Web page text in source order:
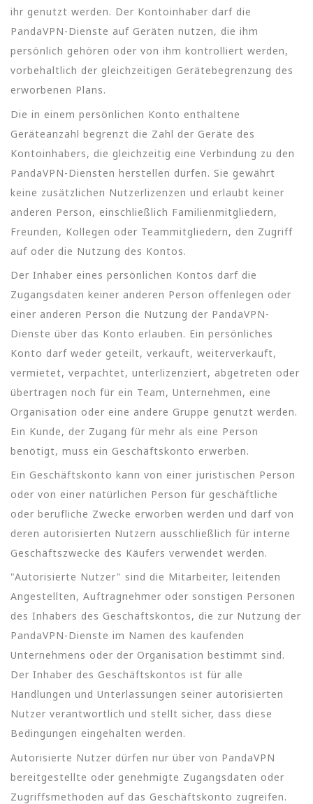
ihr genutzt werden. Der Kontoinhaber darf die
PandaVPN-Dienste auf Geräten nutzen, die ihm
persönlich gehören oder von ihm kontrolliert werden,
vorbehaltlich der gleichzeitigen Gerätebegrenzung des
erworbenen Plans.
Die in einem persönlichen Konto enthaltene
Geräteanzahl begrenzt die Zahl der Geräte des
Kontoinhabers, die gleichzeitig eine Verbindung zu den
PandaVPN-Diensten herstellen dürfen. Sie gewährt
keine zusätzlichen Nutzerlizenzen und erlaubt keiner
anderen Person, einschließlich Familienmitgliedern,
Freunden, Kollegen oder Teammitgliedern, den Zugriff
auf oder die Nutzung des Kontos.
Der Inhaber eines persönlichen Kontos darf die
Zugangsdaten keiner anderen Person offenlegen oder
einer anderen Person die Nutzung der PandaVPN-
Dienste über das Konto erlauben. Ein persönliches
Konto darf weder geteilt, verkauft, weiterverkauft,
vermietet, verpachtet, unterlizenziert, abgetreten oder
übertragen noch für ein Team, Unternehmen, eine
Organisation oder eine andere Gruppe genutzt werden.
Ein Kunde, der Zugang für mehr als eine Person
benötigt, muss ein Geschäftskonto erwerben.
Ein Geschäftskonto kann von einer juristischen Person
oder von einer natürlichen Person für geschäftliche
oder berufliche Zwecke erworben werden und darf von
deren autorisierten Nutzern ausschließlich für interne
Geschäftszwecke des Käufers verwendet werden.
"Autorisierte Nutzer" sind die Mitarbeiter, leitenden
Angestellten, Auftragnehmer oder sonstigen Personen
des Inhabers des Geschäftskontos, die zur Nutzung der
PandaVPN-Dienste im Namen des kaufenden
Unternehmens oder der Organisation bestimmt sind.
Der Inhaber des Geschäftskontos ist für alle
Handlungen und Unterlassungen seiner autorisierten
Nutzer verantwortlich und stellt sicher, dass diese
Bedingungen eingehalten werden.
Autorisierte Nutzer dürfen nur über von PandaVPN
bereitgestellte oder genehmigte Zugangsdaten oder
Zugriffsmethoden auf das Geschäftskonto zugreifen.